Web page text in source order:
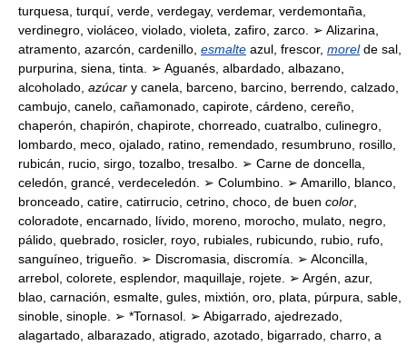
turquesa, turquí, verde, verdegay, verdemar, verdemontaña,
verdinegro, violáceo, violado, violeta, zafiro, zarco. ➢ Alizarina,
atramento, azarcón, cardenillo, esmalte azul, frescor, morelde sal,
purpurina, siena, tinta. ➢ Aguanés, albardado, albazano,
alcoholado, azúcar y canela, barceno, barcino, berrendo, calzado,
cambujo, canelo, cañamonado, capirote, cárdeno, cereño,
chaperón, chapirón, chapirote, chorreado, cuatralbo, culinegro,
lombardo, meco, ojalado, ratino, remendado, resumbruno, rosillo,
rubicán, rucio, sirgo, tozalbo, tresalbo. ➢ Carne de doncella,
celedón, grancé, verdeceledón. ➢ Columbino. ➢ Amarillo, blanco,
bronceado, catire, catirrucio, cetrino, choco, de buen color
coloradote, encarnado, lívido, moreno, morocho, mulato, negro,
pálido, quebrado, rosicler, royo, rubiales, rubicundo, rubio, rufo,
sanguíneo, trigueño. ➢ Discromasia, discromía. ➢ Alconcilla,
arrebol, colorete, esplendor, maquillaje, rojete. ➢ Argén, azur,
blao, carnación, esmalte, gules, mixtión, oro, plata, púrpura, sable,
sinoble, sinople. ➢ *Tornasol. ➢ Abigarrado, ajedrezado,
alagartado, albarazado, atigrado, azotado, bigarrado, charro, a